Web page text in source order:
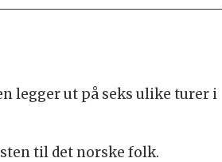
legger ut på seks ulike turer i
til det norske folk.